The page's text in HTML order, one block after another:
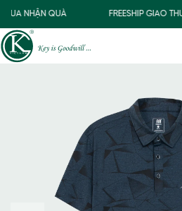
MUA NHẬN QUÀ FREESHIP GIAO